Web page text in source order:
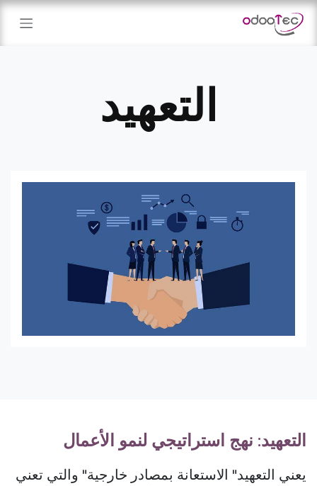
تخطي للذهاب إلى المحتوى
التعهيد
التعهيد: نهج استراتيجي لنمو الأعمال
يعني التعهيد" الاستعانة بمصادر خارجية" والتي تعني